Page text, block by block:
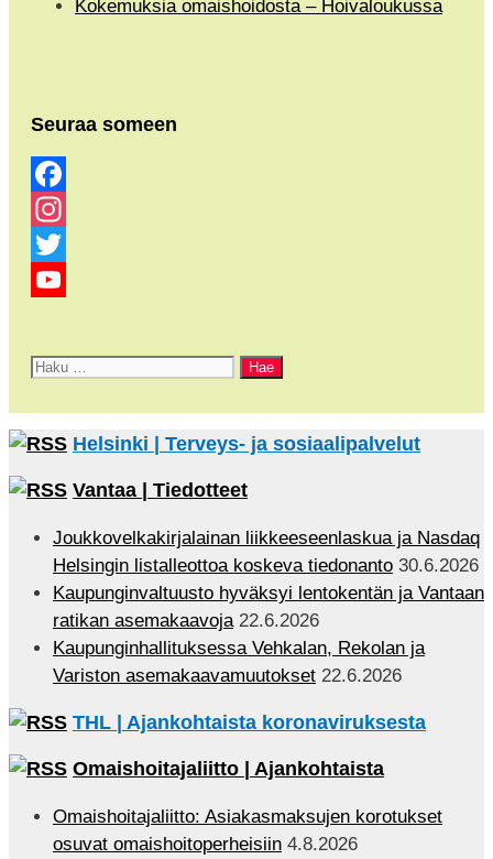
Kokemuksia omaishoidosta – Hoivaloukussa
Seuraa someen
Facebook
Instagram
Twitter
Haku:
Helsinki | Terveys- ja sosiaalipalvelut
Vantaa | Tiedotteet
Joukkovelkakirjalainan liikkeeseenlaskua ja Nasdaq
Helsingin listalleottoa koskeva tiedonanto 30.6.2026
Kaupunginvaltuusto hyväksyi lentokentän ja Vantaan
ratikan asemakaavoja 22.6.2026
Kaupunginhallituksessa Vehkalan, Rekolan ja
Variston asemakaavamuutokset 22.6.2026
THL | Ajankohtaista koronaviruksesta
Omaishoitajaliitto | Ajankohtaista
Omaishoitajaliitto: Asiakasmaksujen korotukset
osuvat omaishoitoperheisiin 4.8.2026